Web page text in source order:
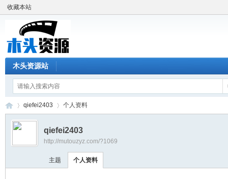
收藏本站
木头资源站
›
qiefei2403 个人资料
qiefei2403
http://mutouzyz.com/?1069
主题 个人资料